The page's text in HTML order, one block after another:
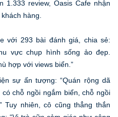
review, Oasis Cafe nhận
hàng.
với 293 bài đánh giá, chia sẻ:
vực chụp hình sống ảo đẹp.
hợp với views biển.”
sự ấn tượng: “Quán rộng dã
chỗ ngồi ngắm biển, chỗ ngồi
Tuy nhiên, cô cũng thẳng thắn